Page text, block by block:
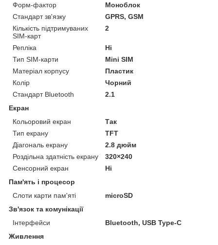
Форм-фактор
Моноблок
Стандарт зв'язку
GPRS, GSM
Кількість підтримуваних
SIM-карт
2
Репліка
Ні
Тип SIM-карти
Mini SIM
Матеріал корпусу
Пластик
Колір
Чорний
Стандарт Bluetooth
2.1
Екран
Кольоровий екран
Так
Тип екрану
TFT
Діагональ екрану
2.8 дюйм
Роздільна здатність екрану
320×240
Сенсорний екран
Ні
Пам'ять і процесор
Слоти карти пам'яті
microSD
Зв'язок та комунікації
Інтерфейси
Bluetooth, USB Type-C
Живлення